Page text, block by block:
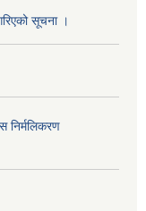
सूचना ।
निर्मलिकरण